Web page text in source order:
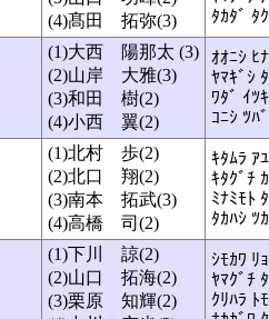
(4)髙田 拓弥(3)
ﾀｶﾀﾞ ﾀ
(1)大西 陽那太 (3)
(2)山岸 大雅(3)
(3)和田 樹(2)
(4)小西 翼(2)
ｵｵﾆｼ ﾋ
ﾔﾏｷﾞｼ
ﾜﾀﾞ ｲﾂｷ
ｺﾆｼ ﾂﾊ
(1)北村 歩(2)
(2)北口 翔(2)
(3)南本 拓武(3)
(4)高橋 司(2)
ｷﾀﾑﾗ ｱ
ｷﾀｸﾞﾁ
ﾐﾅﾐﾓﾄ
ﾀｶﾊｼ ﾂ
(1)下川 諒(2)
(2)山口 拓海(2)
(3)栗原 知輝(2)
ｼﾓｶﾜ ﾘ
ﾔﾏｸﾞﾁ
ｸﾘﾊﾗ ﾄ